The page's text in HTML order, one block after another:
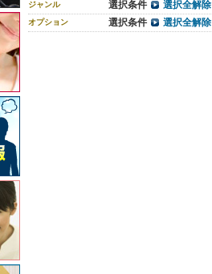
ジャンル 選択条件 選択全解除
オプション 選択条件 選択全解除